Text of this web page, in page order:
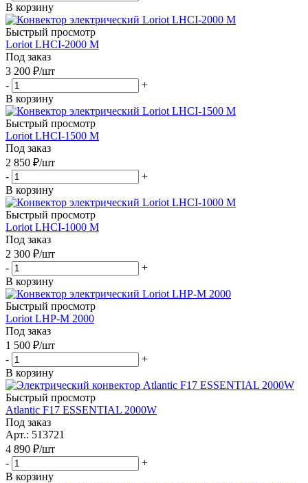
В корзину
Быстрый просмотр
Loriot LHCI-2000 M
Под заказ
3 200 ₽/шт
-
+
В корзину
Быстрый просмотр
Loriot LHCI-1500 M
Под заказ
2 850 ₽/шт
-
+
В корзину
Быстрый просмотр
Loriot LHCI-1000 M
Под заказ
2 300 ₽/шт
-
+
В корзину
Быстрый просмотр
Loriot LHP-M 2000
Под заказ
1 500 ₽/шт
-
+
В корзину
Быстрый просмотр
Atlantic F17 ESSENTIAL 2000W
Под заказ
Арт.: 513721
4 890 ₽/шт
-
+
В корзину